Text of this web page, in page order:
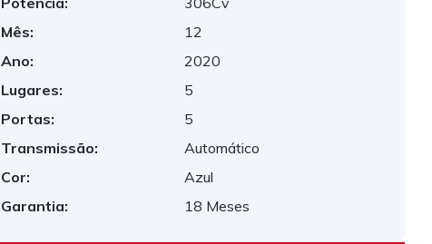
Mês:
12
Ano:
2020
Lugares:
5
Portas:
5
Transmissão:
Automático
Cor:
Azul
Garantia:
18 Meses